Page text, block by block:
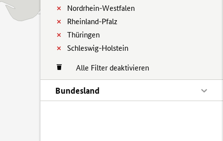
Nordrhein-Westfalen
Rheinland-Pfalz
Thüringen
Schleswig-Holstein
Alle Filter deaktivieren
Bundesland